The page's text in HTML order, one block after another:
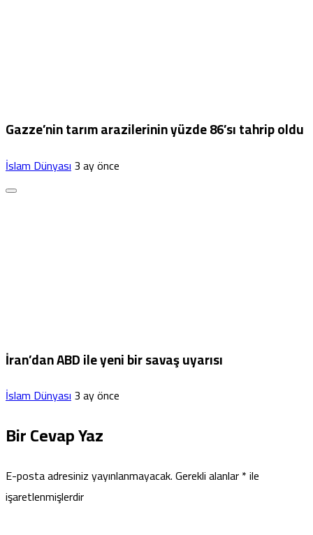
Gazze’nin tarım arazilerinin yüzde 86’sı tahrip oldu
İslam Dünyası3 ay önce
İran’dan ABD ile yeni bir savaş uyarısı
İslam Dünyası3 ay önce
Bir Cevap Yaz
E-posta adresiniz yayınlanmayacak.Gerekli alanlar*ile
işaretlenmişlerdir